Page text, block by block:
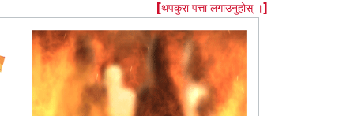
[थपकुरा पत्ता लगाउनुहोस् ।]